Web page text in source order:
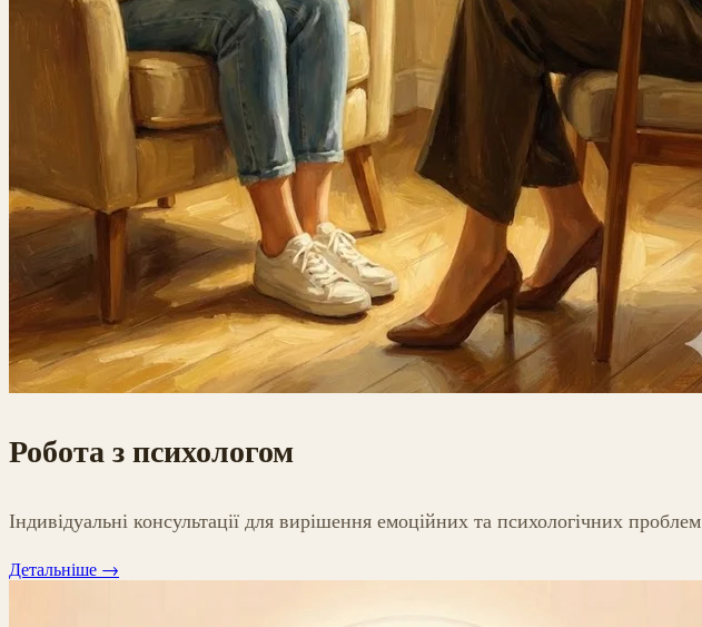
Робота з психологом
Індивідуальні консультації для вирішення емоційних та психологічних проблем
Детальніше →